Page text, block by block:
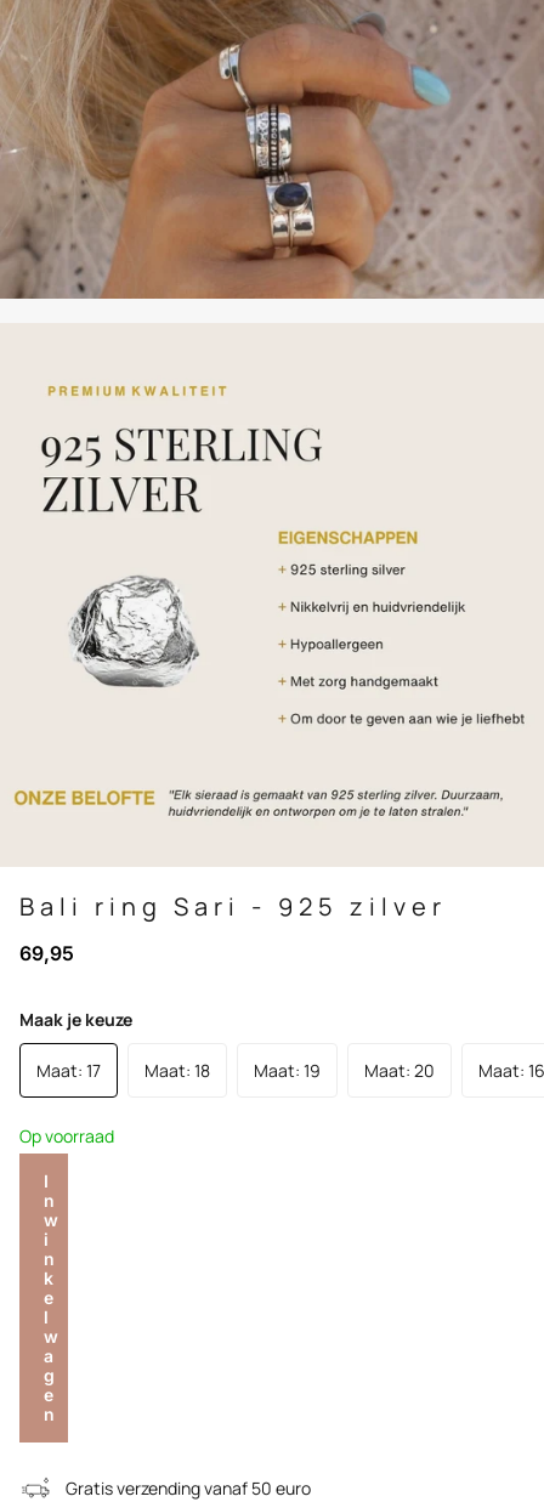
Bali ring Sari - 925 zilver
69,95
Maak je keuze
Maat: 17 Maat: 18 Maat: 19 Maat: 20 Maat: 16
Op voorraad
I
n
w
i
n
k
e
l
w
a
g
e
n
Gratis verzending vanaf 50 euro